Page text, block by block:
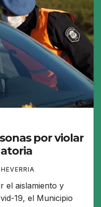
por violar
el aislamiento y
19, el Municipio